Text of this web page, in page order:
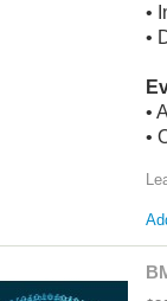
•
•
•
•